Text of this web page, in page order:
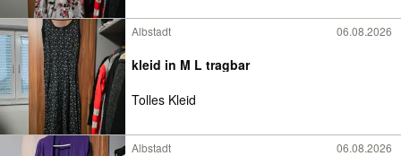
Albstadt 06.08.2026
kleid in M L tragbar
Tolles Kleid
Albstadt 06.08.2026